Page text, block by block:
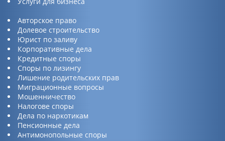
Авторское право
Долевое строительство
Юрист по заливу
Корпоративные дела
Кредитные споры
Споры по лизингу
Лишение родительских прав
Миграционные вопросы
Мошенничество
Налогове споры
Дела по наркотикам
Пенсионные дела
Антимонопольные споры